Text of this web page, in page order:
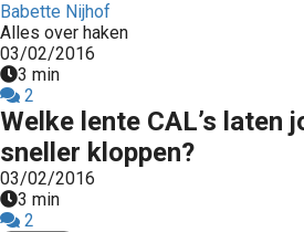
Babette Nijhof
Alles over haken
03/02/2016
3 min
2
Welke lente CAL’s laten
sneller kloppen?
03/02/2016
3 min
2